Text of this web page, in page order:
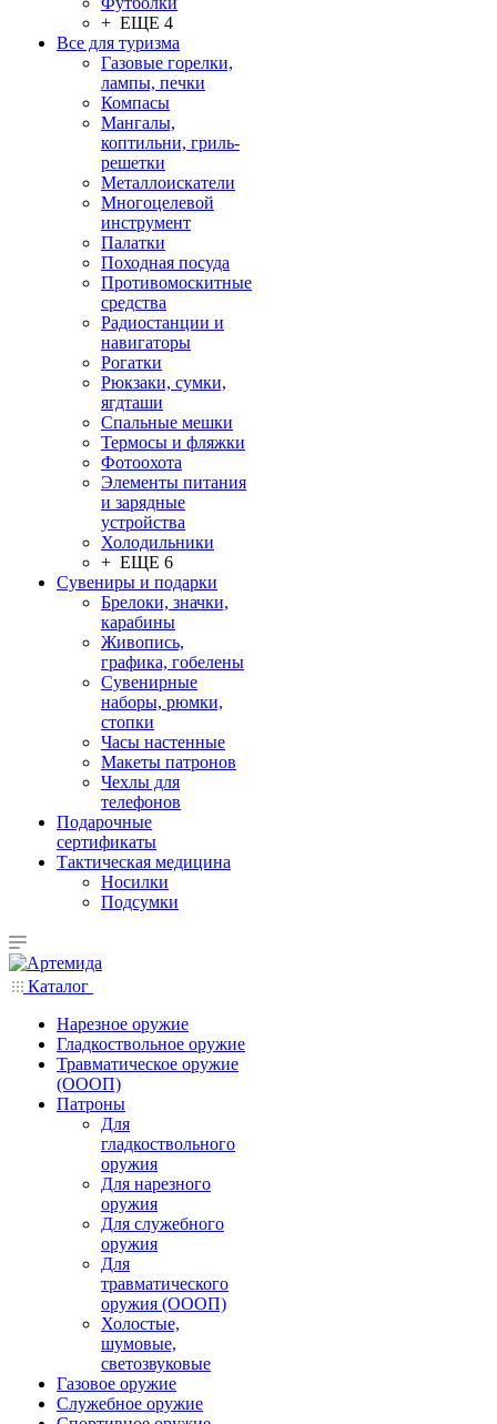
+ ЕЩЕ 4
Все для туризма
Газовые горелки,
лампы, печки
Компасы
Мангалы,
коптильни, гриль-
решетки
Металлоискатели
Многоцелевой
инструмент
Палатки
Походная посуда
Противомоскитные
средства
Радиостанции и
навигаторы
Рогатки
Рюкзаки, сумки,
ягдташи
Спальные мешки
Термосы и фляжки
Фотоохота
Элементы питания
и зарядные
устройства
Холодильники
+ ЕЩЕ 6
Сувениры и подарки
Брелоки, значки,
карабины
Живопись,
графика, гобелены
Сувенирные
наборы, рюмки,
стопки
Часы настенные
Макеты патронов
Чехлы для
телефонов
Подарочные
сертификаты
Тактическая медицина
Носилки
Подсумки
Каталог
Нарезное оружие
Гладкоствольное оружие
Травматическое оружие
(ОООП)
Патроны
Для
гладкоствольного
оружия
Для нарезного
оружия
Для служебного
оружия
Для
травматического
оружия (ОООП)
Холостые,
шумовые,
светозвуковые
Газовое оружие
Служебное оружие